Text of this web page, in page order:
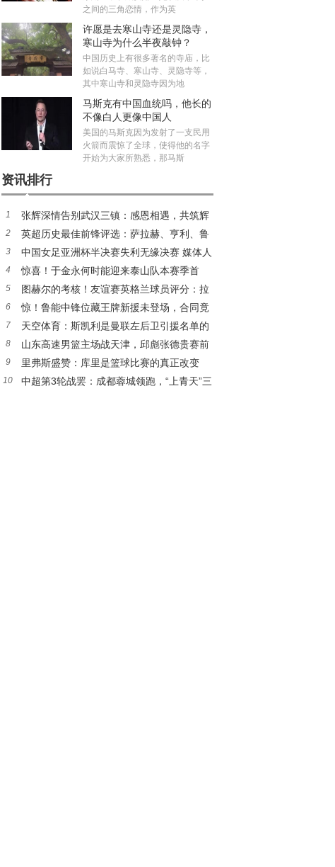
之间的三角恋情，作为英
许愿是去寒山寺还是灵隐寺，
寒山寺为什么半夜敲钟？
中国历史上有很多著名的寺庙，比
如说白马寺、寒山寺、灵隐寺等，
其中寒山寺和灵隐寺因为地
马斯克有中国血统吗，他长的
不像白人更像中国人
美国的马斯克因为发射了一支民用
火箭而震惊了全球，使得他的名字
开始为大家所熟悉，那马斯
资讯排行
1
张辉深情告别武汉三镇：感恩相遇，共筑辉
煌旅程
2
英超历史最佳前锋评选：萨拉赫、亨利、鲁
尼、C罗等巨星入围
3
中国女足亚洲杯半决赛失利无缘决赛 媒体人
热议米利西奇去留
4
惊喜！于金永何时能迎来泰山队本赛季首
秀？或成王大雷理想接班人
5
图赫尔的考核！友谊赛英格兰球员评分：拉
师傅独秀 本怀特回归抢戏
6
惊！鲁能中锋位藏王牌新援未登场，合同竟
签至2026年底
7
天空体育：斯凯利是曼联左后卫引援名单的
一员；罗马诺：曼联已多次派球探考察迪奥曼德
8
山东高速男篮主场战天津，邱彪张德贵赛前
友好互动引关注
9
里弗斯盛赞：库里是篮球比赛的真正改变
者，影响力超越KD与詹姆斯
10
中超第3轮战罢：成都蓉城领跑，“上青天”三